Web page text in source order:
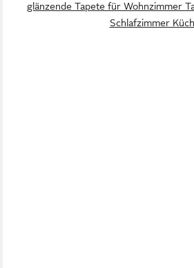
glänzende Tapete für Wohnzimmer
Schlafzimmer